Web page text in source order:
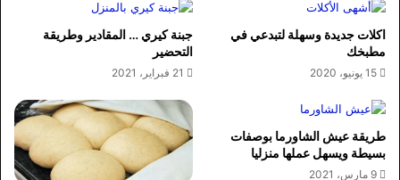
اكلات جديدة وسهلة لتبدعي في
مطبخك
15 يونيو، 2020
جبنة كيري … المقادير وطريقة
التحضير
21 فبراير، 2021
طريقة عيش الشاورما بوصفات
بسيطة ويسهل عملها منزليا
9 مارس، 2021